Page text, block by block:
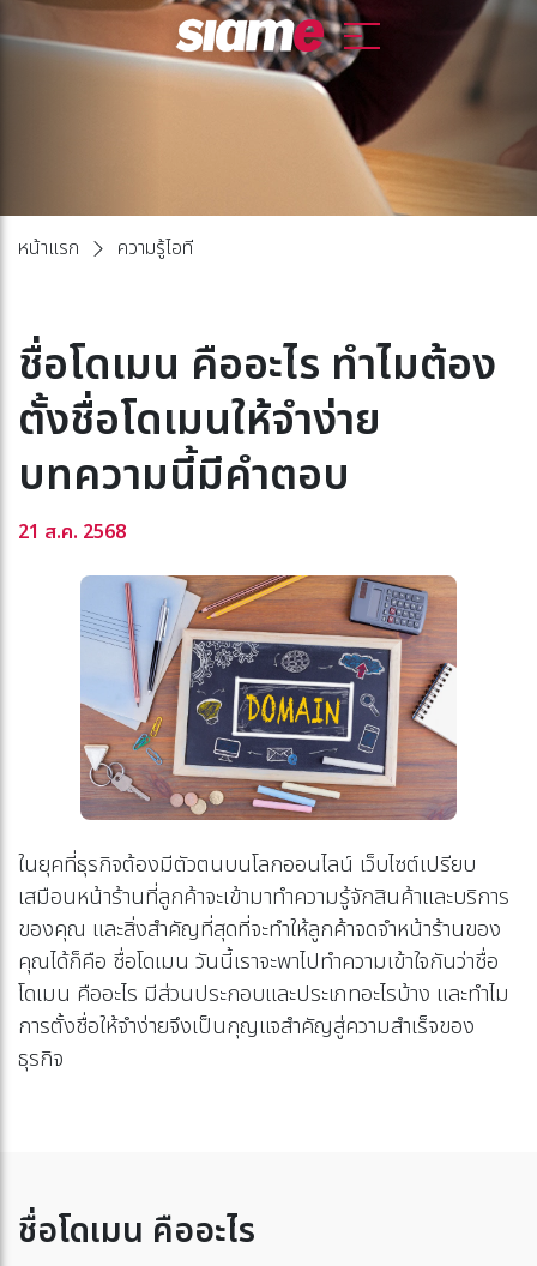
หน้าแรก ความรู้ไอที
ชื่อโดเมน คืออะไร ทำไมต้อง
ตั้งชื่อโดเมนให้จำง่าย
บทความนี้มีคำตอบ
21 ส.ค. 2568
ในยุคที่ธุรกิจต้องมีตัวตนบนโลกออนไลน์ เว็บไซต์เปรียบ
เสมือนหน้าร้านที่ลูกค้าจะเข้ามาทำความรู้จักสินค้าและบริการ
ของคุณ และสิ่งสำคัญที่สุดที่จะทำให้ลูกค้าจดจำหน้าร้านของ
คุณได้ก็คือ ชื่อโดเมน วันนี้เราจะพาไปทำความเข้าใจกันว่าชื่อ
โดเมน คืออะไร มีส่วนประกอบและประเภทอะไรบ้าง และทำไม
การตั้งชื่อให้จำง่ายจึงเป็นกุญแจสำคัญสู่ความสำเร็จของ
ธุรกิจ
ชื่อโดเมน คืออะไร